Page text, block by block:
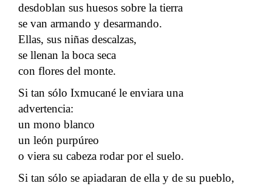
desdoblan sus huesos sobre la tierra
se van armando y desarmando.
Ellas, sus niñas descalzas,
se llenan la boca seca
con flores del monte.
Si tan sólo Ixmucané le enviara una
advertencia:
un mono blanco
un león purpúreo
o viera su cabeza rodar por el suelo.
Si tan sólo se apiadaran de ella y de su pueblo,